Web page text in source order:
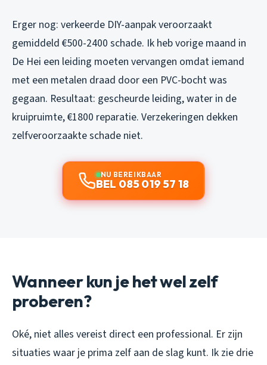
Erger nog: verkeerde DIY-aanpak veroorzaakt
gemiddeld €500-2400 schade. Ik heb vorige maand in
De Hei een leiding moeten vervangen omdat iemand
met een metalen draad door een PVC-bocht was
gegaan. Resultaat: gescheurde leiding, water in de
kruipruimte, €1800 reparatie. Verzekeringen dekken
zelfveroorzaakte schade niet.
NU BEREIKBAAR
BEL 085 019 57 18
Wanneer kun je het wel zelf
proberen?
Oké, niet alles vereist direct een professional. Er zijn
situaties waar je prima zelf aan de slag kunt. Ik zie drie